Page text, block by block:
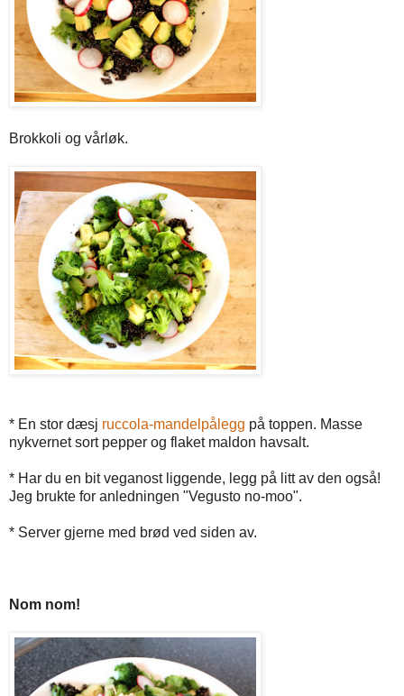
Brokkoli og vårløk.
* En stor dæsj ruccola-mandelpålegg på toppen. Masse
nykvernet sort pepper og flaket maldon havsalt.
* Har du en bit veganost liggende, legg på litt av den også!
Jeg brukte for anledningen "Vegusto no-moo".
* Server gjerne med brød ved siden av.
Nom nom!